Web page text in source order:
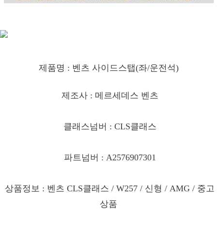
제품명 : 벤츠 사이드스탭(좌/운전석)
제조사 : 메르세데스 벤츠
클래스넘버 : CLS클래스
파트넘버 : A2576907301
상품정보 : 벤츠 CLS클래스 / W257 / 신형 / AMG / 중고
상품